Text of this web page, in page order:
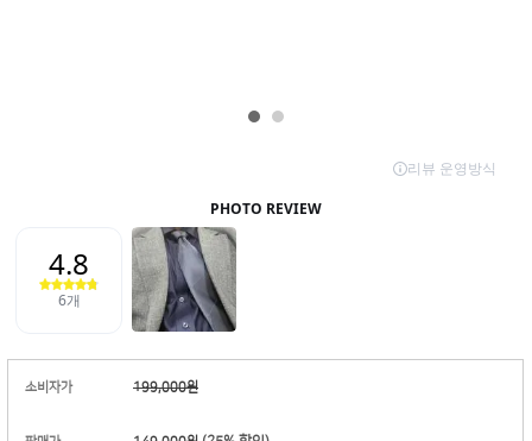
소비자가 199,000원